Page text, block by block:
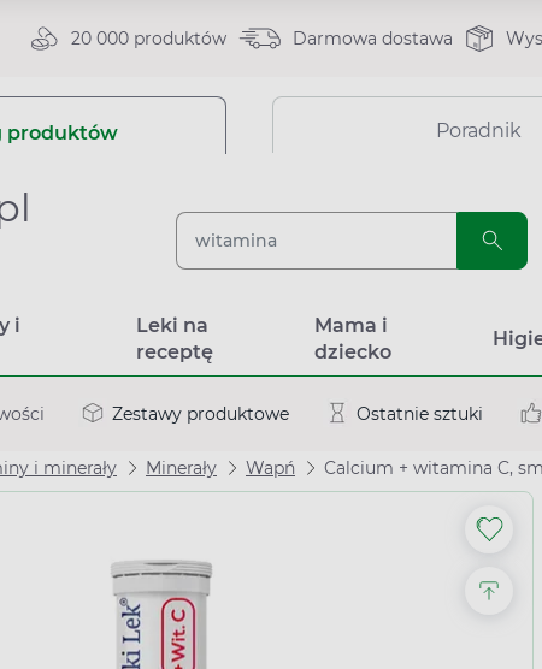
20 000 produktów Darmowa dostawa
produktów Poradnik
i
Leki na
receptę
Mama i
dziecko
Zestawy produktowe Ostatnie sztuki
i minerały Minerały Wapń Calcium + witamina C,